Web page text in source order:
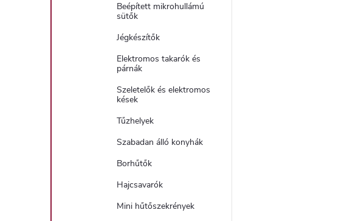
Beépített mikrohullámú
sütők
Jégkészítők
Elektromos takarók és
párnák
Szeletelők és elektromos
kések
Tűzhelyek
Szabadan álló konyhák
Borhűtők
Hajcsavarók
Mini hűtőszekrények